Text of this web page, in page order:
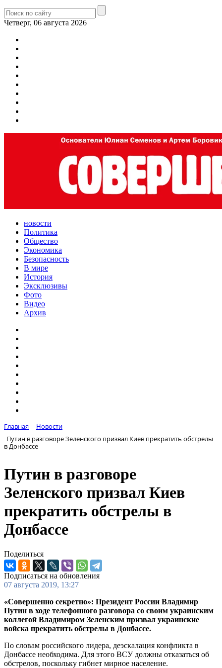
Четверг, 06 августа 2026
новости
Политика
Общество
Экономика
Безопасность
В мире
История
Эксклюзивы
Фото
Видео
Архив
Главная
Новости
Путин в разговоре Зеленского призвал Киев прекратить обстрелы
в Донбассе
Путин в разговоре
Зеленского призвал Киев
прекратить обстрелы в
Донбассе
Поделиться
Подписаться на обновления
07 августа 2019, 13:27
«Совершенно секретно»: Президент России Владимир
Путин в ходе телефонного разговора со своим украинским
коллегой Владимиром Зеленским призвал украинские
войска прекратить обстрелы в Донбассе.
По словам российского лидера, деэскалация конфликта в
Донбассе необходима. Для этого ВСУ должны отказаться об
обстрелов, поскольку гибнет мирное население.